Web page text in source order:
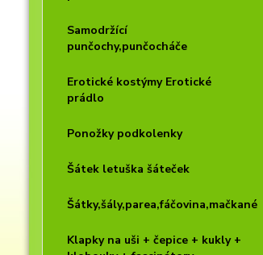
Samodržící
punčochy,punčocháče
Erotické kostýmy Erotické
prádlo
Ponožky podkolenky
Šátek letuška šáteček
Šátky,šály,parea,fáčovina,mačkané
Klapky na uši + čepice + kukly +